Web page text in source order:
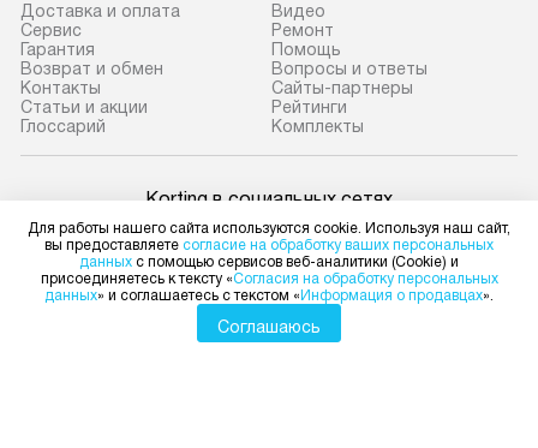
Доставка и оплата
Сервис
Гарантия
Возврат и обмен
Контакты
Статьи и акции
Глоссарий
Видео
Ремонт
Помощь
Вопросы и ответы
Сайты-партнеры
Рейтинги
Комплекты
Korting в социальных сетях
Для физических лиц
shop@korting-dealer.ru
Для юридических лиц
Для работы нашего сайта используются cookie. Используя наш сайт,
вы предоставляете согласие на обработку ваших персональных
данных с помощью сервисов веб-аналитики (Cookie) и
присоединяетесь к тексту «Согласия на обработку персональных
данных» и соглашаетесь с текстом « Информация о продавцах».
Соглашаюсь